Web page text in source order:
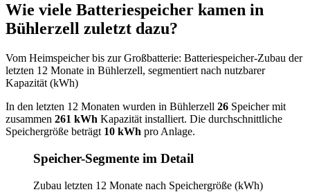
Wie viele Batteriespeicher kamen in
Bühlerzell zuletzt dazu?
Vom Heimspeicher bis zur Großbatterie: Batteriespeicher-Zubau der
letzten 12 Monate in Bühlerzell, segmentiert nach nutzbarer
Kapazität (kWh)
In den letzten 12 Monaten wurden in Bühlerzell 26 Speicher mit
zusammen 261 kWh Kapazität installiert. Die durchschnittliche
Speichergröße beträgt 10 kWh pro Anlage.
Speicher-Segmente im Detail
Zubau letzten 12 Monate nach Speichergröße (kWh)